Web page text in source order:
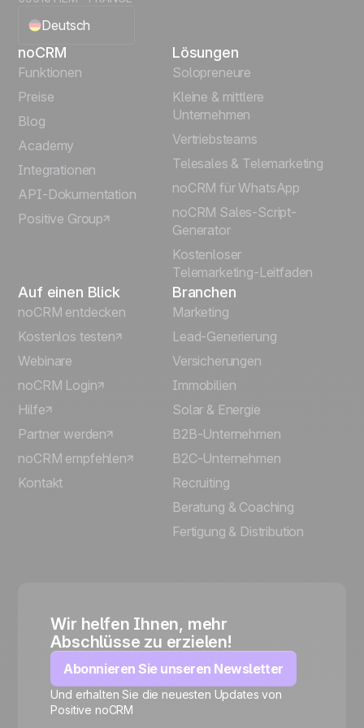
Deutsch
English
Français
Español
Português
Italiano
noCRM
Funktionen
Preise
Blog
Academy
Integrationen
API-Dokumentation
Positive Group
Lösungen
Solopreneure
Kleine & mittlere
Unternehmen
Vertriebsteams
Telesales & Telemarketing
noCRM für WhatsApp
noCRM Sales-Script-
Generator
Kostenloser
Telemarketing-Leitfaden
Auf einen Blick
noCRM entdecken
Kostenlos testen
Webinare
noCRM Login
Hilfe
Partner werden
noCRM empfehlen
Kontakt
Branchen
Marketing
Lead-Generierung
Versicherungen
Immobilien
Solar & Energie
B2B-Unternehmen
B2C-Unternehmen
Recruiting
Beratung & Coaching
Fertigung & Distribution
Wir helfen Ihnen, mehr
Abschlüsse zu erzielen!
Abonnieren Sie unseren Newsletter
Und erhalten Sie die neuesten Updates von
Positive noCRM